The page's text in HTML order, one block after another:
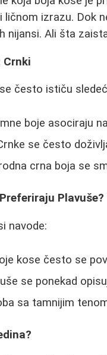
ličnom izrazu. Dok
nijansi. Ali šta
često ističu
boje asociraju
se često
crna boja se
Plavuše?
navode:
kose često se
se ponekad
sa tamnijim